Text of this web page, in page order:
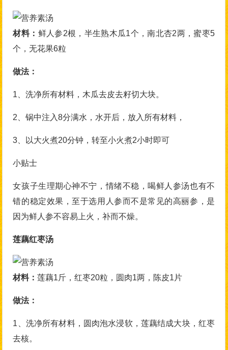
材料： 鲜人参2根，半生熟木瓜1个，南北杏2两，蜜枣5
个，无花果6粒
做法：
1、洗净所有材料，木瓜去皮去籽切大块。
2、锅中注入8分满水，水开后，放入所有材料，
3、以大火煮20分钟，转至小火煮2小时即可
小贴士
女孩子生理期心神不宁，情绪不稳，喝鲜人参汤也有不
错的稳定效果，至于选用人参而不是常见的高丽参，是
因为鲜人参不容易上火，补而不燥。
莲藕红枣汤
材料：莲藕1斤，红枣20粒，圆肉1两，陈皮1片
做法：
1、洗净所有材料，圆肉泡水浸软，莲藕结成大块，红枣
去核。